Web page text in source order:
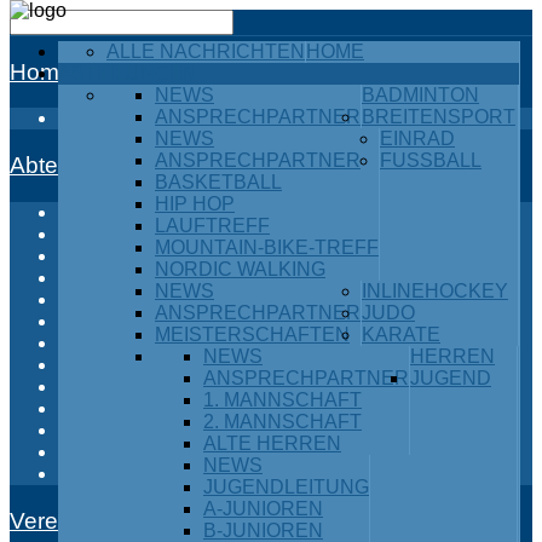
Home
Alle Nachrichten
Abteilungen
Badminton
Breitensport
Inlinehockey
Kraftdreikampf
Ski / Snowboard
Verein
HOME
ALLE NACHRICHTEN
BADMINTON
NEWS
ANSPRECHPARTNER BREITENSPORT
NEWS
ANSPRECHPARTNER
BASKETBALL
HIP HOP
LAUFTREFF
MOUNTAIN-BIKE-TREFF
NORDIC WALKING
EINRAD
NEWS
ANSPRECHPARTNER
MEISTERSCHAFTEN
FUSSBALL
HERREN
NEWS
ANSPRECHPARTNER
1. MANNSCHAFT
2. MANNSCHAFT
ALTE HERREN
JUGEND
NEWS
JUGENDLEITUNG
A-JUNIOREN
B-JUNIOREN
INLINEHOCKEY
JUDO
KARATE